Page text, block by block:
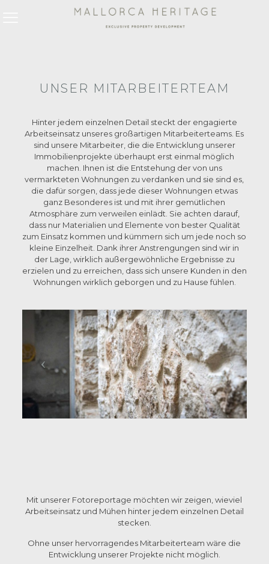
UNSER MITARBEITERTEAM
Hinter jedem einzelnen Detail steckt der engagierte
Arbeitseinsatz unseres großartigen Mitarbeiterteams. Es
sind unsere Mitarbeiter, die die Entwicklung unserer
Immobilienprojekte überhaupt erst einmal möglich
machen. Ihnen ist die Entstehung der von uns
vermarkteten Wohnungen zu verdanken und sie sind es,
die dafür sorgen, dass jede dieser Wohnungen etwas
ganz Besonderes ist und mit ihrer gemütlichen
Atmosphäre zum verweilen einlädt. Sie achten darauf,
dass nur Materialien und Elemente von bester Qualität
zum Einsatz kommen und kümmern sich um jede noch so
kleine Einzelheit. Dank ihrer Anstrengungen sind wir in
der Lage, wirklich außergewöhnliche Ergebnisse zu
erzielen und zu erreichen, dass sich unsere Kunden in den
Wohnungen wirklich geborgen und zu Hause fühlen.
Mit unserer Fotoreportage möchten wir zeigen, wieviel
Arbeitseinsatz und Mühen hinter jedem einzelnen Detail
stecken.
Ohne unser hervorragendes Mitarbeiterteam wäre die
Entwicklung unserer Projekte nicht möglich.